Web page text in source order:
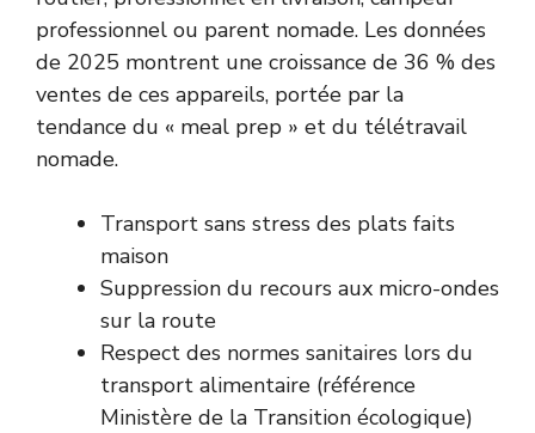
professionnel ou parent nomade. Les données
de 2025 montrent une croissance de 36 % des
ventes de ces appareils, portée par la
tendance du « meal prep » et du télétravail
nomade.
Transport sans stress des plats faits
maison
Suppression du recours aux micro-ondes
sur la route
Respect des normes sanitaires lors du
transport alimentaire (référence
Ministère de la Transition écologique)